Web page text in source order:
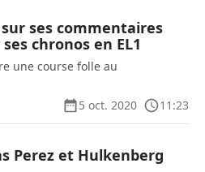
ses commentaires
chronos en EL1
une course folle au
5 oct. 2020
11:23
Perez et Hulkenberg